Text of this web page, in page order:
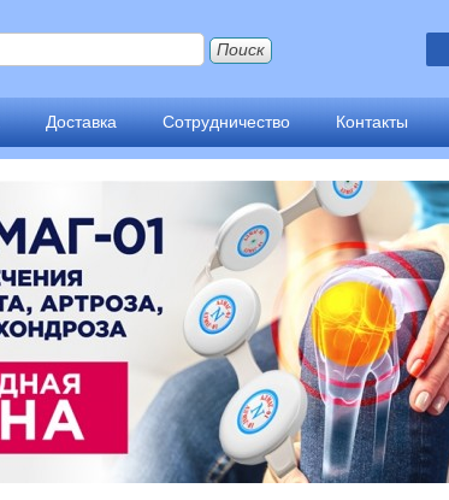
Доставка Сотрудничество Контакты